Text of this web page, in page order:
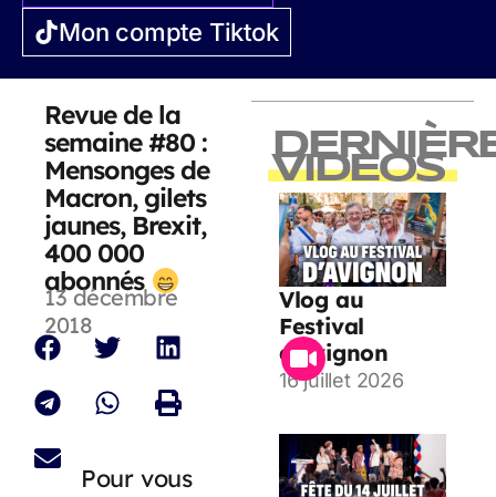
Mon compte Tiktok
Revue de la
semaine #80 :
Mensonges de
Macron, gilets
jaunes, Brexit,
400 000
abonnés
13 décembre
2018
Pour vous
VIDEOS
Vlog au
Festival
d’Avignon
16 juillet 2026